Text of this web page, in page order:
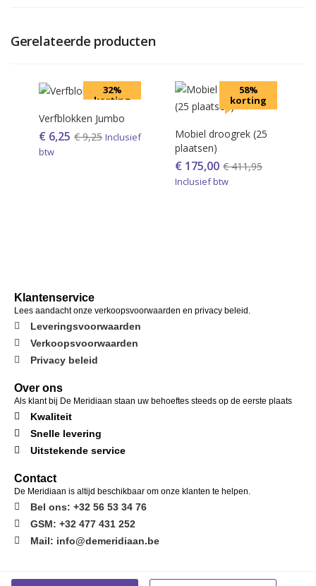
Gerelateerde producten
32%
korting
Verfblokken Jumbo
€ 6,25 €9,25 Inclusief
btw
58%
korting
Mobiel droogrek (25
plaatsen)
€ 175,00 €411,95
Inclusief btw
Klantenservice
Lees aandacht onze verkoopsvoorwaarden en privacy beleid.
Leveringsvoorwaarden
Verkoopsvoorwaarden
Privacy beleid
Over ons
Als klant bij De Meridiaan staan uw behoeftes steeds op de eerste plaats
Kwaliteit
Snelle levering
Uitstekende service
Contact
De Meridiaan is altijd beschikbaar om onze klanten te helpen.
Bel ons: +32 56 53 34 76
GSM: +32 477 431 252
Mail: info@demeridiaan.be